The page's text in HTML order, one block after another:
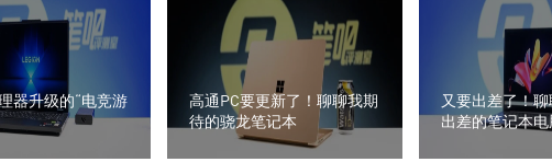
器升级的“电竞游
高通PC要更新了！聊聊我期
待的骁龙笔记本
又要出差了！
出差的笔记本